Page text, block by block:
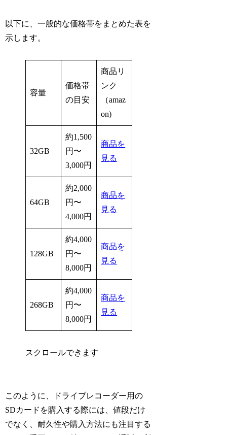
以下に、一般的な価格帯をまとめた表を
示します。
容量
価格帯
の目安
商品リ
ンク
（amaz
on)
32GB
約1,500
円〜
3,000円
商品を
見る
64GB
約2,000
円〜
4,000円
商品を
見る
128GB
約4,000
円〜
8,000円
商品を
見る
268GB
約4,000
円〜
8,000円
商品を
見る
スクロールできます
このように、ドライブレコーダー用の
SDカードを購入する際には、値段だけ
でなく、耐久性や購入方法にも注目する